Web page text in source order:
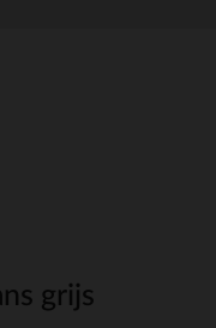
grijs